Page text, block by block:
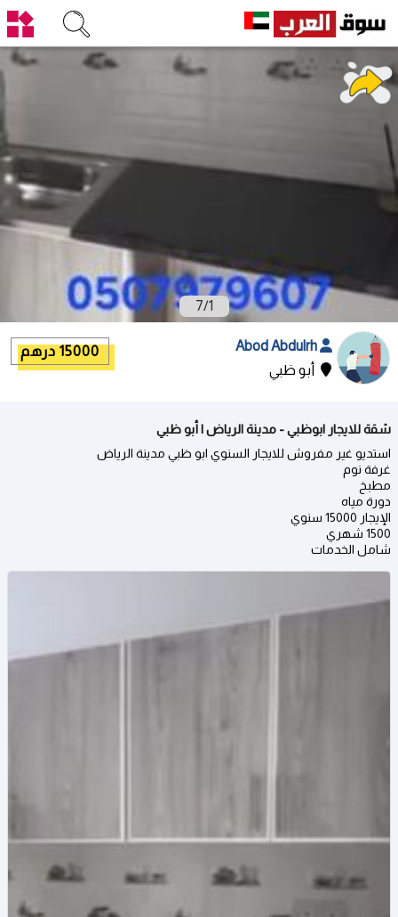
1
/
7
أبو ظبي
15000 درهم
شقة للايجار ابوظبي - مدينة الرياض | أبو ظبي
استديو غير مفروش للايجار السنوي ابو ظبي مدينة الرياض
غرفة نوم
مطبخ
دورة مياه
الإيجار 15000 سنوي
1500 شهري
شامل الخدمات